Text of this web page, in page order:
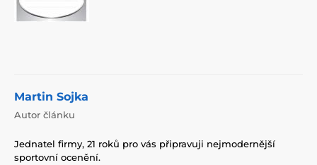
Martin Sojka
Autor článku
Jednatel firmy, 21 roků pro vás připravuji nejmodernější
sportovní ocenění.